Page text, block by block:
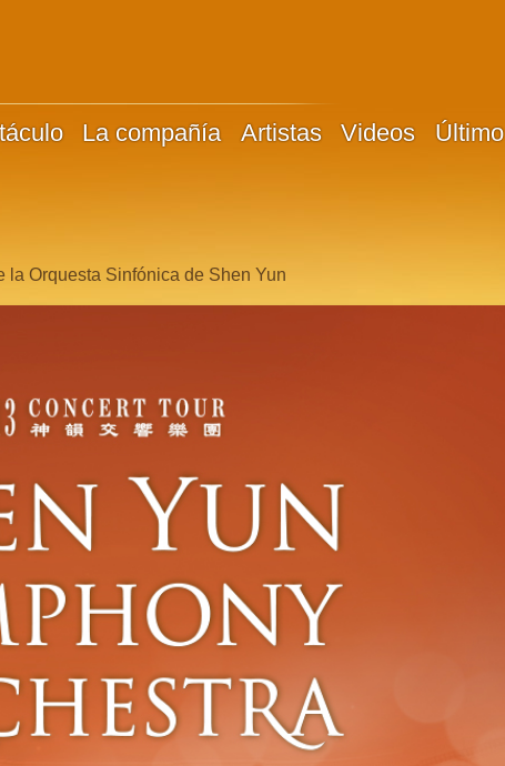
La compañía Artistas Videos Último
la Orquesta Sinfónica de Shen Yun